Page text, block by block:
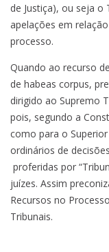
de Justiça), ou seja
apelações em
processo.
Quando ao recurso
de habeas corpus,
dirigido ao Supremo
pois, segundo a
como para o
ordinários de
proferidas por
juízes. Assim
Recursos no
Tribunais.